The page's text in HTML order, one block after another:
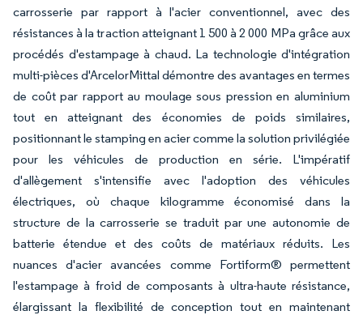
carrosserie par rapport à l'acier conventionnel, avec des
résistances à la traction atteignant 1 500 à 2 000 MPa grâce aux
procédés d'estampage à chaud. La technologie d'intégration
multi-pièces d'ArcelorMittal démontre des avantages en termes
de coût par rapport au moulage sous pression en aluminium
tout en atteignant des économies de poids similaires,
positionnant le stamping en acier comme la solution privilégiée
pour les véhicules de production en série. L'impératif
d'allègement s'intensifie avec l'adoption des véhicules
électriques, où chaque kilogramme économisé dans la
structure de la carrosserie se traduit par une autonomie de
batterie étendue et des coûts de matériaux réduits. Les
nuances d'acier avancées comme Fortiform® permettent
l'estampage à froid de composants à ultra-haute résistance,
élargissant la flexibilité de conception tout en maintenant